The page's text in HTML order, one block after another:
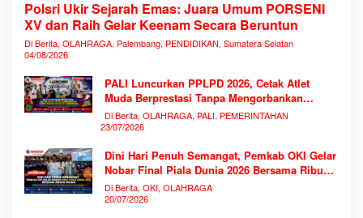
Polsri Ukir Sejarah Emas: Juara Umum PORSENI
XV dan Raih Gelar Keenam Secara Beruntun
Di Berita, OLAHRAGA, Palembang, PENDIDIKAN, Sumatera Selatan
04/08/2026
PALI Luncurkan PPLPD 2026, Cetak Atlet
Muda Berprestasi Tanpa Mengorbankan
Pendidikan
Di Berita, OLAHRAGA, PALI, PEMERINTAHAN
23/07/2026
Dini Hari Penuh Semangat, Pemkab OKI Gelar
Nobar Final Piala Dunia 2026 Bersama Ribuan
Warga
Di Berita, OKI, OLAHRAGA
20/07/2026